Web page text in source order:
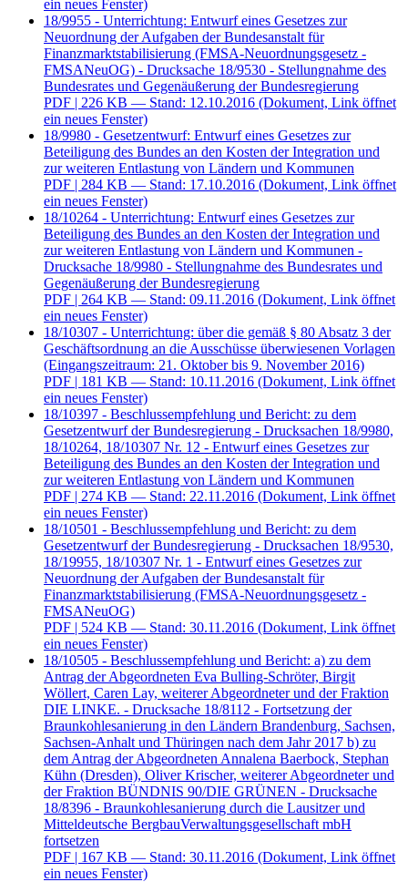
ein neues Fenster)
18/9955 - Unterrichtung: Entwurf eines Gesetzes zur
Neuordnung der Aufgaben der Bundesanstalt für
Finanzmarktstabilisierung (FMSA-Neuordnungsgesetz -
FMSANeuOG) - Drucksache 18/9530 - Stellungnahme des
Bundesrates und Gegenäußerung der Bundesregierung
PDF | 226 KB — Stand: 12.10.2016 (Dokument, Link öffnet
ein neues Fenster)
18/9980 - Gesetzentwurf: Entwurf eines Gesetzes zur
Beteiligung des Bundes an den Kosten der Integration und
zur weiteren Entlastung von Ländern und Kommunen
PDF | 284 KB — Stand: 17.10.2016 (Dokument, Link öffnet
ein neues Fenster)
18/10264 - Unterrichtung: Entwurf eines Gesetzes zur
Beteiligung des Bundes an den Kosten der Integration und
zur weiteren Entlastung von Ländern und Kommunen -
Drucksache 18/9980 - Stellungnahme des Bundesrates und
Gegenäußerung der Bundesregierung
PDF | 264 KB — Stand: 09.11.2016 (Dokument, Link öffnet
ein neues Fenster)
18/10307 - Unterrichtung: über die gemäß § 80 Absatz 3 der
Geschäftsordnung an die Ausschüsse überwiesenen Vorlagen
(Eingangszeitraum: 21. Oktober bis 9. November 2016)
PDF | 181 KB — Stand: 10.11.2016 (Dokument, Link öffnet
ein neues Fenster)
18/10397 - Beschlussempfehlung und Bericht: zu dem
Gesetzentwurf der Bundesregierung - Drucksachen 18/9980,
18/10264, 18/10307 Nr. 12 - Entwurf eines Gesetzes zur
Beteiligung des Bundes an den Kosten der Integration und
zur weiteren Entlastung von Ländern und Kommunen
PDF | 274 KB — Stand: 22.11.2016 (Dokument, Link öffnet
ein neues Fenster)
18/10501 - Beschlussempfehlung und Bericht: zu dem
Gesetzentwurf der Bundesregierung - Drucksachen 18/9530,
18/19955, 18/10307 Nr. 1 - Entwurf eines Gesetzes zur
Neuordnung der Aufgaben der Bundesanstalt für
Finanzmarktstabilisierung (FMSA-Neuordnungsgesetz -
FMSANeuOG)
PDF | 524 KB — Stand: 30.11.2016 (Dokument, Link öffnet
ein neues Fenster)
18/10505 - Beschlussempfehlung und Bericht: a) zu dem
Antrag der Abgeordneten Eva Bulling-Schröter, Birgit
Wöllert, Caren Lay, weiterer Abgeordneter und der Fraktion
DIE LINKE. - Drucksache 18/8112 - Fortsetzung der
Braunkohlesanierung in den Ländern Brandenburg, Sachsen,
Sachsen-Anhalt und Thüringen nach dem Jahr 2017 b) zu
dem Antrag der Abgeordneten Annalena Baerbock, Stephan
Kühn (Dresden), Oliver Krischer, weiterer Abgeordneter und
der Fraktion BÜNDNIS 90/DIE GRÜNEN - Drucksache
18/8396 - Braunkohlesanierung durch die Lausitzer und
Mitteldeutsche BergbauVerwaltungsgesellschaft mbH
fortsetzen
PDF | 167 KB — Stand: 30.11.2016 (Dokument, Link öffnet
ein neues Fenster)